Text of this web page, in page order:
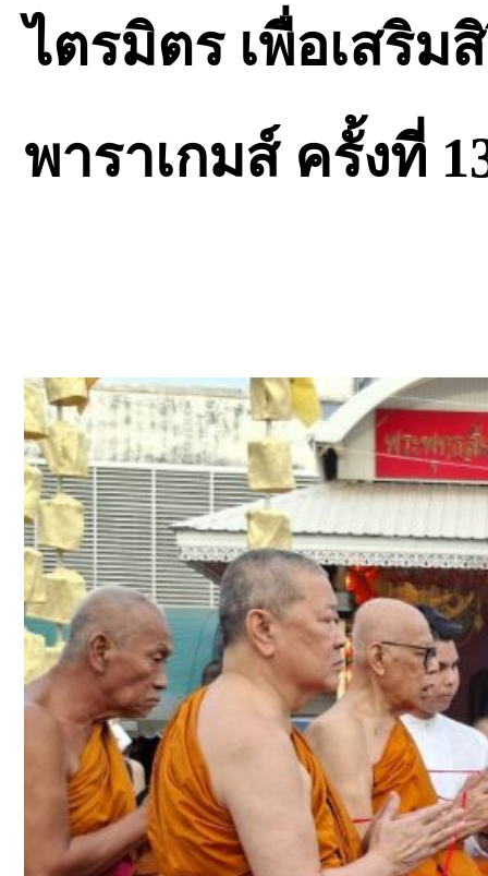
ไตรมิตร เพื่อเสริ
พาราเกมส์ ครั้งที่